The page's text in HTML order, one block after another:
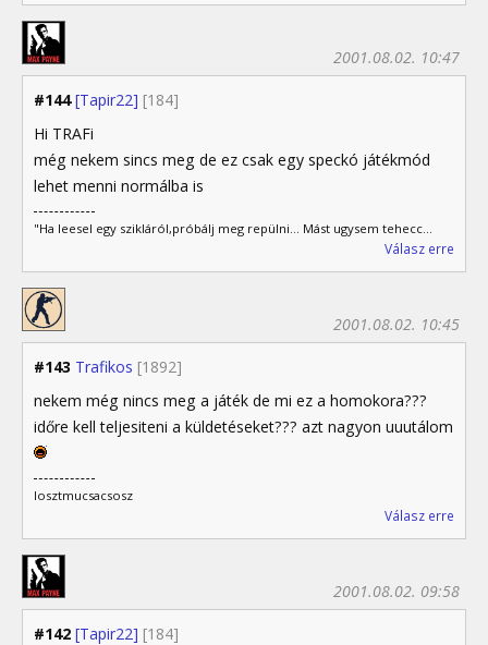
#144 [Tapir22] [184]
2001.08.02. 10:47
Hi TRAFi
még nekem sincs meg de ez csak egy speckó játékmód
lehet menni normálba is
"Ha leesel egy szikláról,próbálj meg repülni... Mást ugysem tehecc...
Válasz erre
#143 Trafikos [1892]
2001.08.02. 10:45
nekem még nincs meg a játék de mi ez a homokora???
időre kell teljesiteni a küldetéseket??? azt nagyon uuutálom
losztmucsacsosz
Válasz erre
#142 [Tapir22] [184]
2001.08.02. 09:58